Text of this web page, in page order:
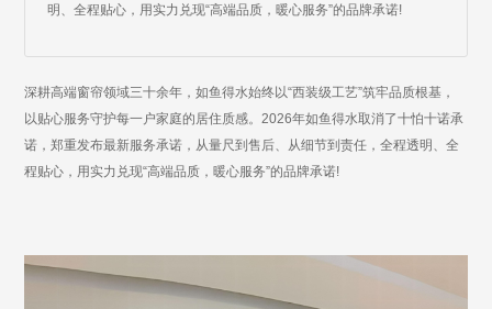
明、全程贴心，用实力兑现“高端品质，暖心服务”的品牌承诺!
深耕高端窗帘领域三十余年，如鱼得水始终以“西装级工艺”筑牢品质根基，
以贴心服务守护每一户家庭的居住质感。 2026年如鱼得水取消了十怕十诺承
诺 ，郑重发布最新服务承诺，从量尺到售后、从细节到责任，全程透明、全
程贴心，用实力兑现“高端品质，暖心服务”的品牌承诺!